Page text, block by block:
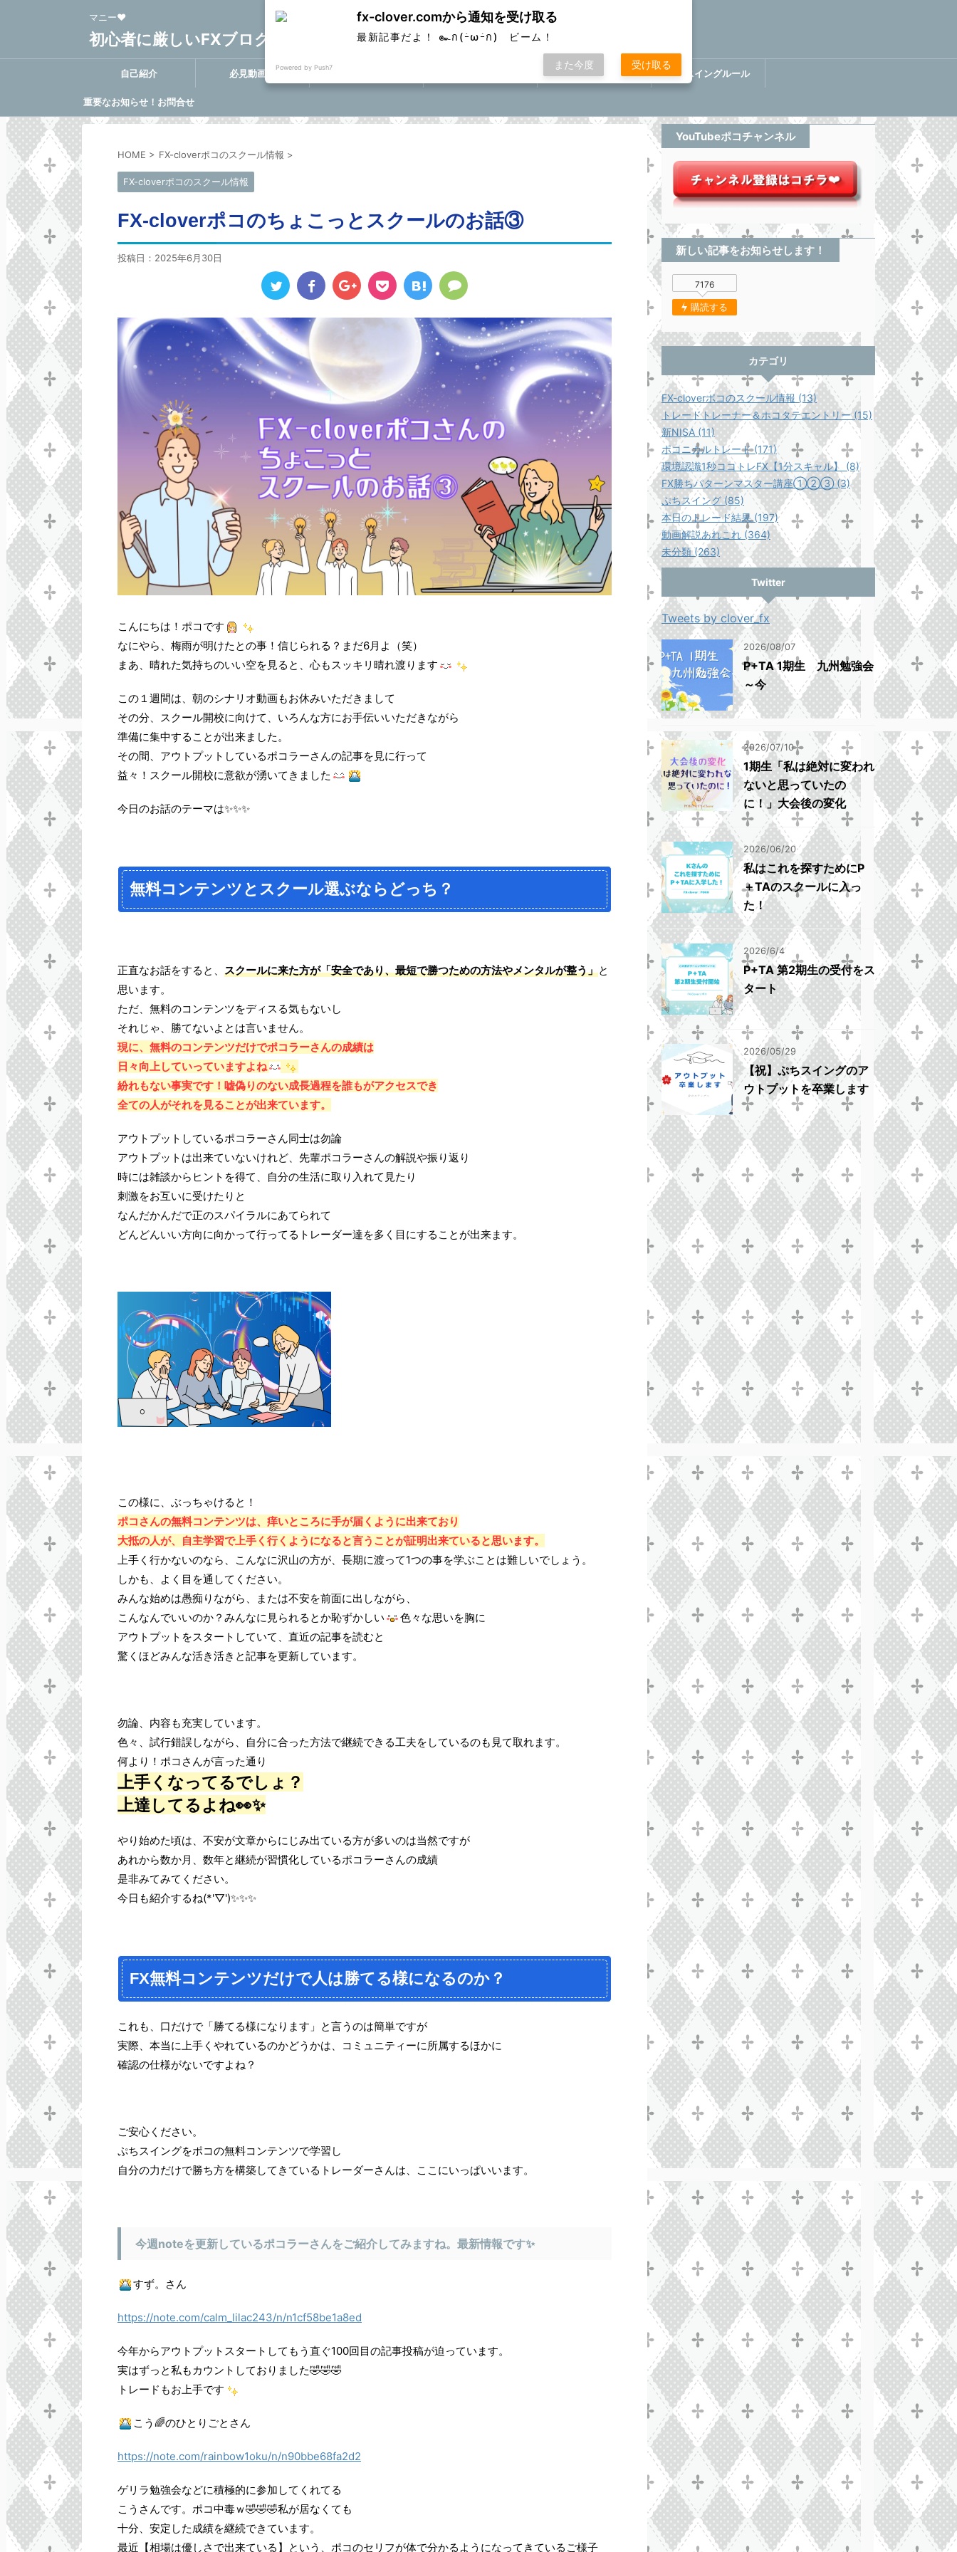
マニー❤
初心者に厳しいFXブログ FX-Clover
自己紹介 必見動画集 FXポコニカルマスター講 ぷちスイングルール
トレード】
重要なお知らせ！お問合せ
HOME > FX-cloverポコのスクール情報 >
FX-cloverポコのスクール情報
FX-cloverポコのちょこっとスクールのお話③
投稿日： 2025年6月30日
こんにちは！ポコです
なにやら、梅雨が明けたとの事！信じられる？まだ6月よ（笑）
まあ、晴れた気持ちのいい空を見ると、心もスッキリ晴れ渡ります
この１週間は、朝のシナリオ動画もお休みいただきまして
その分、スクール開校に向けて、いろんな方にお手伝いいただきながら
準備に集中することが出来ました。
その間、アウトプットしているポコラーさんの記事を見に行って
益々！スクール開校に意欲が湧いてきました
今日のお話のテーマは✨✨✨
無料コンテンツとスクール選ぶならどっち？
正直なお話をすると、 スクールに来た方が「安全であり、最短で勝つための方法やメンタルが整う」と
思います。
ただ、無料のコンテンツをディスる気もないし
それじゃ、勝てないよとは言いません。
現に、無料のコンテンツだけでポコラーさんの成績は
日々向上していっていますよね
紛れもない事実です！嘘偽りのない成長過程を誰もがアクセスでき
全ての人がそれを見ることが出来ています。
アウトプットしているポコラーさん同士は勿論
アウトプットは出来ていないけれど、先輩ポコラーさんの解説や振り返り
時には雑談からヒントを得て、自分の生活に取り入れて見たり
刺激をお互いに受けたりと
なんだかんだで正のスパイラルにあてられて
どんどんいい方向に向かって行ってるトレーダー達を多く目にすることが出来ます。
この様に、ぶっちゃけると！
ポコさんの無料コンテンツは、痒いところに手が届くように出来ており
大抵の人が、自主学習で上手く行くようになると言うことが証明出来ていると思います。
上手く行かないのなら、こんなに沢山の方が、長期に渡って1つの事を学ぶことは難しいでしょう。
しかも、よく目を通してください。
みんな始めは愚痴りながら、または不安を前面に出しながら、
こんなんでいいのか？みんなに見られるとか恥ずかしい
色々な思いを胸に
アウトプットをスタートしていて、直近の記事を読むと
驚くほどみんな活き活きと記事を更新しています。
勿論、内容も充実しています。
色々、試行錯誤しながら、自分に合った方法で継続できる工夫をしているのも見て取れます。
何より！ポコさんが言った通り
上手くなってるでしょ？
上達してるよね👀✨
やり始めた頃は、不安が文章からにじみ出ている方が多いのは当然ですが
あれから数か月、数年と継続が習慣化しているポコラーさんの成績
是非みてみてください。
今日も紹介するね(*'▽')✨✨✨
FX無料コンテンツだけで人は勝てる様になるのか？
これも、口だけで「勝てる様になります」と言うのは簡単ですが
実際、本当に上手くやれているのかどうかは、コミュニティーに所属するほかに
確認の仕様がないですよね？
ご安心ください。
ぷちスイングをポコの無料コンテンツで学習し
自分の力だけで勝ち方を構築してきているトレーダーさんは、ここにいっぱいいます。
今週noteを更新しているポコラーさんをご紹介してみますね。最新情報です✨
すず。さん
https://note.com/calm_lilac243/n/n1cf58be1a8ed
今年からアウトプットスタートしてもう直ぐ100回目の記事投稿が迫っています。
実はずっと私もカウントしておりました🤣🤣🤣
トレードもお上手です
こう🌈のひとりごとさん
https://note.com/rainbow1oku/n/n90bbe68fa2d2
ゲリラ勉強会などに積極的に参加してくれてる
こうさんです。ポコ中毒ｗ🤣🤣🤣私が居なくても
十分、安定した成績を継続できています。
最近【相場は優しさで出来ている】という、ポコのセリフが体で分かるようになってきているご様子
YouTubeポコチャンネル
新しい記事をお知らせします！
7176
購読する
カテゴリ
FX-cloverポコのスクール情報 (13)
トレードトレーナー＆ホコタテエントリー (15)
新NISA (11)
ポコニカルトレード (171)
環境認識1秒ココトレFX【1分スキャル】 (8)
FX勝ちパターンマスター講座①②③ (3)
ぷちスイング (85)
本日のトレード結果 (197)
動画解説あれこれ (364)
未分類 (263)
Twitter
Tweets by clover_fx
2026/08/07
P+TA 1期生 九州勉強会
～今
2026/07/10
1期生「私は絶対に変われ
ないと思っていたの
に！」大会後の変化
2026/06/20
私はこれを探すためにP
＋TAのスクールに入っ
た！
2026/6/4
P+TA 第2期生の受付をス
タート
2026/05/29
【祝】ぷちスイングのア
ウトプットを卒業します
fx-clover.comから通知を受け取る
最新記事だよ！ ๛ก(ｰ̀ωｰ́ก) ビーム！
Powered by Push7 また今度 受け取る